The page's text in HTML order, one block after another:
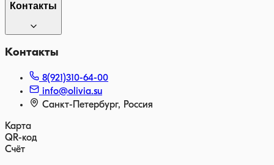
Контакты
Контакты
8(921)310-64-00
info@olivia.su
Санкт-Петербург, Россия
Карта
QR-код
Счёт